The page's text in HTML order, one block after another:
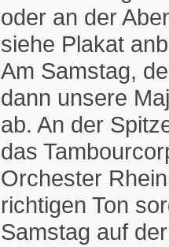
oder an der
siehe Plakat
Am Samstag,
dann unsere
ab. An der
das
Orchester
richtigen Ton
Samstag auf